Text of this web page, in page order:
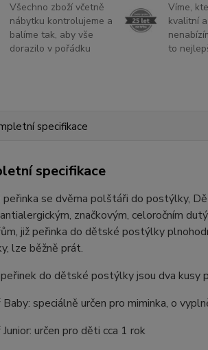
Všechno zboží včetně
nábytku kontrolujeme a
balíme tak, aby vše
dorazilo v pořádku
Víme,
kvalitní
to
specifikace
specifikace
se dvěma polštáři do postýlky,
značkovým, celoročním
již peřinka do dětské postýlky
lze běžně prát.
do dětské postýlky jsou dva kusy
speciálně určen pro miminka, o
určen pro děti cca 1 rok